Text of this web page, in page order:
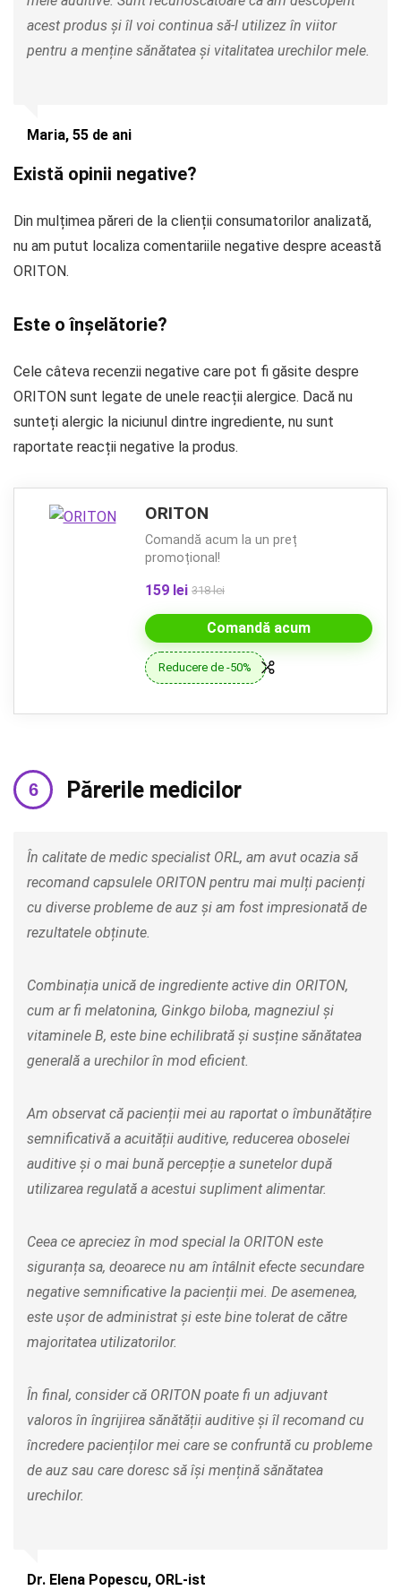
acest produs și îl voi continua să-l utilizez în viitor
pentru a menține sănătatea și vitalitatea urechilor mele.
Maria, 55 de ani
Există opinii negative?
Din mulțimea păreri de la clienții consumatorilor analizată,
nu am putut localiza comentariile negative despre această
ORITON.
Este o înșelătorie?
Cele câteva recenzii negative care pot fi găsite despre
ORITON sunt legate de unele reacții alergice. Dacă nu
sunteți alergic la niciunul dintre ingrediente, nu sunt
raportate reacții negative la produs.
ORITON
Comandă acum la un preț
promoțional!
159 lei 318 lei
Comandă acum
Reducere de -50%
Părerile medicilor
În calitate de medic specialist ORL, am avut ocazia să
recomand capsulele ORITON pentru mai mulți pacienți
cu diverse probleme de auz și am fost impresionată de
rezultatele obținute.
Combinația unică de ingrediente active din ORITON,
cum ar fi melatonina, Ginkgo biloba, magneziul și
vitaminele B, este bine echilibrată și susține sănătatea
generală a urechilor în mod eficient.
Am observat că pacienții mei au raportat o îmbunătățire
semnificativă a acuității auditive, reducerea oboselei
auditive și o mai bună percepție a sunetelor după
utilizarea regulată a acestui supliment alimentar.
Ceea ce apreciez în mod special la ORITON este
siguranța sa, deoarece nu am întâlnit efecte secundare
negative semnificative la pacienții mei. De asemenea,
este ușor de administrat și este bine tolerat de către
majoritatea utilizatorilor.
În final, consider că ORITON poate fi un adjuvant
valoros în îngrijirea sănătății auditive și îl recomand cu
încredere pacienților mei care se confruntă cu probleme
de auz sau care doresc să își mențină sănătatea
urechilor.
Dr. Elena Popescu, ORL-ist